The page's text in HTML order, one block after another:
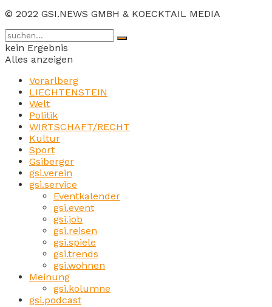
© 2022 GSI.NEWS GMBH & KOECKTAIL MEDIA
kein Ergebnis
Alles anzeigen
Vorarlberg
LIECHTENSTEIN
Welt
Politik
WIRTSCHAFT/RECHT
Kultur
Sport
Gsiberger
gsi.verein
gsi.service
Eventkalender
gsi.event
gsi.job
gsi.reisen
gsi.spiele
gsi.trends
gsi.wohnen
Meinung
gsi.kolumne
gsi.podcast